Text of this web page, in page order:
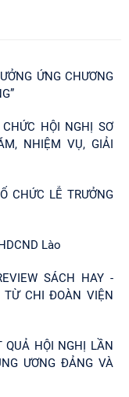
ỨNG CHƯƠNG
HỘI NGHỊ SƠ
NHIỆM VỤ, GIẢI
CHỨC LỄ TRƯỞNG
Lào
SÁCH HAY -
TỪ CHI ĐOÀN VIỆN
QUẢ HỘI NGHỊ LẦN
ƯƠNG ĐẢNG VÀ